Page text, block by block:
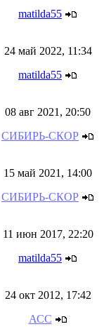
matilda55
24 май 2022, 11:34
matilda55
08 авг 2021, 20:50
СИБИРЬ-СКОР
15 май 2021, 14:00
СИБИРЬ-СКОР
11 июн 2017, 22:20
matilda55
24 окт 2012, 17:42
АСС